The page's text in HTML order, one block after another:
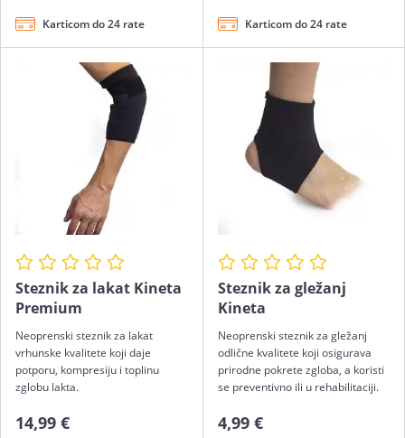
Karticom do 24 rate Karticom do 24 rate
Steznik za lakat Kineta
Premium
Neoprenski steznik za lakat
vrhunske kvalitete koji daje
potporu, kompresiju i toplinu
zglobu lakta.
14,99 €
Steznik za gležanj
Kineta
Neoprenski steznik za gležanj
odlične kvalitete koji osigurava
prirodne pokrete zgloba, a koristi
se preventivno ili u rehabilitaciji.
4,99 €